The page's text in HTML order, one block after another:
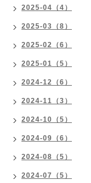
2025-04（4）
2025-03（8）
2025-02（6）
2025-01（5）
2024-12（6）
2024-11（3）
2024-10（5）
2024-09（6）
2024-08（5）
2024-07（5）